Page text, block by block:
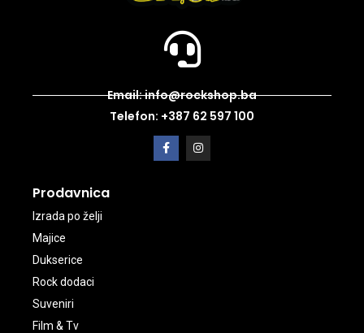
Email: info@rockshop.ba
Telefon: +387 62 597 100
Prodavnica
Izrada po želji
Majice
Dukserice
Rock dodaci
Suveniri
Film & Tv